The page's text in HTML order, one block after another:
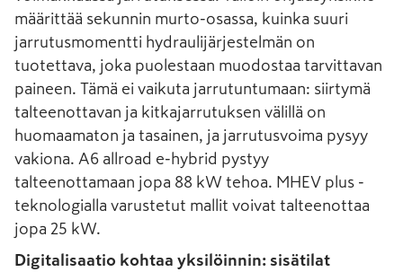
määrittää sekunnin murto-osassa, kuinka suuri
jarrutusmomentti hydraulijärjestelmän on
tuotettava, joka puolestaan muodostaa tarvittavan
paineen. Tämä ei vaikuta jarrutuntumaan: siirtymä
talteenottavan ja kitkajarrutuksen välillä on
huomaamaton ja tasainen, ja jarrutusvoima pysyy
vakiona. A6 allroad e-hybrid pystyy
talteenottamaan jopa 88 kW tehoa. MHEV plus -
teknologialla varustetut mallit voivat talteenottaa
jopa 25 kW.
Digitalisaatio kohtaa yksilöinnin: sisätilat